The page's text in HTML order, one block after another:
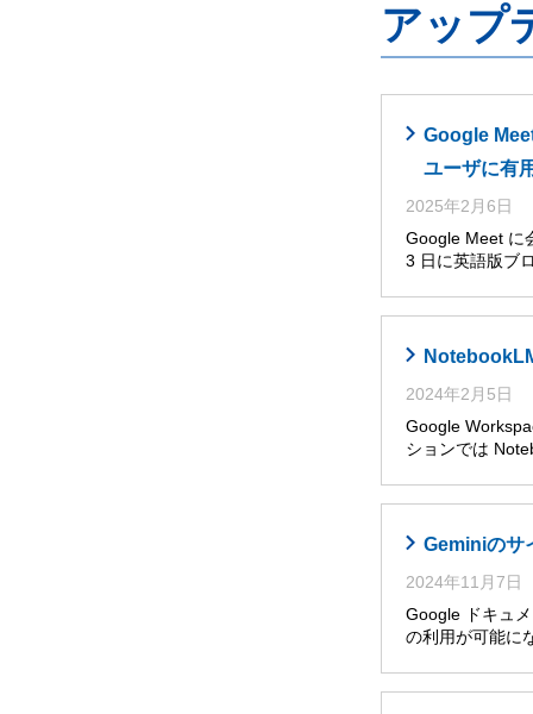
アップ
Google
ユーザに有
2025年2月6日
Google Meet に
3 日に英語版ブ
2024年2月5日
Google
ションでは
Geminiのサ
2024年11月7日
Google ドキュ
の利用が可能に